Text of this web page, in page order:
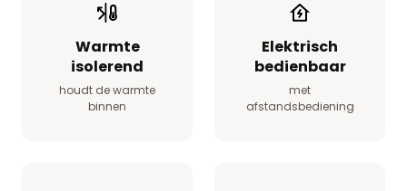
Warmte
isolerend
houdt de warmte
binnen
Elektrisch
bedienbaar
met
afstandsbediening